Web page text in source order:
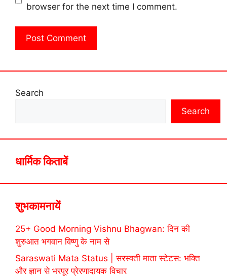
browser for the next time I comment.
Search
Search
धार्मिक किताबें
शुभकामनायें
25+ Good Morning Vishnu Bhagwan: दिन की
शुरुआत भगवान विष्णु के नाम से
Saraswati Mata Status | सरस्वती माता स्टेटस: भक्ति
और ज्ञान से भरपूर प्रेरणादायक विचार